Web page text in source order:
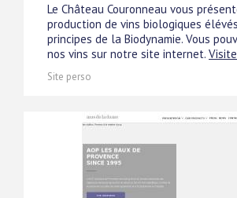
Le Château Couronneau vous
production de vins biologiques
principes de la Biodynamie. Vous
nos vins sur notre site internet.
Site perso